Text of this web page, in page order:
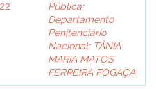
Pública;
Departamento
Penitenciário
Nacional; TÂNIA
MARIA MATOS
FERREIRA FOGAÇA